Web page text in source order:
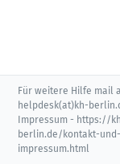
Für weitere Hilfe mail
helpdesk(at)kh-
Impressum - https://
berlin.de/kontakt-und-
impressum.html